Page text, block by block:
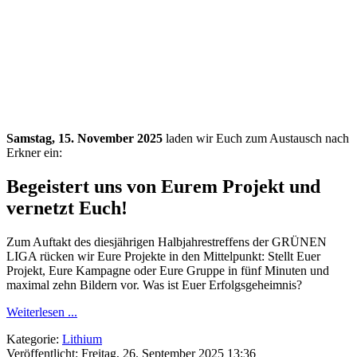
Samstag, 15. November 2025 laden wir Euch zum Austausch nach
Erkner ein:
Begeistert uns von Eurem Projekt und
vernetzt Euch!
Zum Auftakt des diesjährigen Halbjahrestreffens der GRÜNEN
LIGA rücken wir Eure Projekte in den Mittelpunkt: Stellt Euer
Projekt, Eure Kampagne oder Eure Gruppe in fünf Minuten und
maximal zehn Bildern vor. Was ist Euer Erfolgsgeheimnis?
Weiterlesen ...
Kategorie: Lithium
Veröffentlicht: Freitag, 26. September 2025 13:36